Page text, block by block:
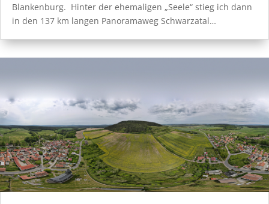
Blankenburg. Hinter der ehemaligen „Seele“ stieg ich dann
in den 137 km langen Panoramaweg Schwarzatal…